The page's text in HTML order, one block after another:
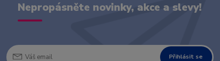
Nepropásněte novinky, akce a slevy!
Přihlásit se